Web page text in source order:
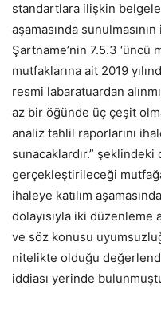
standartlara ilişkin
aşamasında
Şartname’nin 7.5.3
mutfaklarına ait 2019
resmi labaratuardan
az bir öğünde üç çeşit
analiz tahlil raporlarını
sunacaklardır.”
gerçekleştirileceği
ihaleye katılım
dolayısıyla iki düzenleme
ve söz konusu
nitelikte olduğu
iddiası yerinde